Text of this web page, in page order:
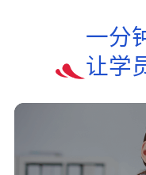
一分
让学